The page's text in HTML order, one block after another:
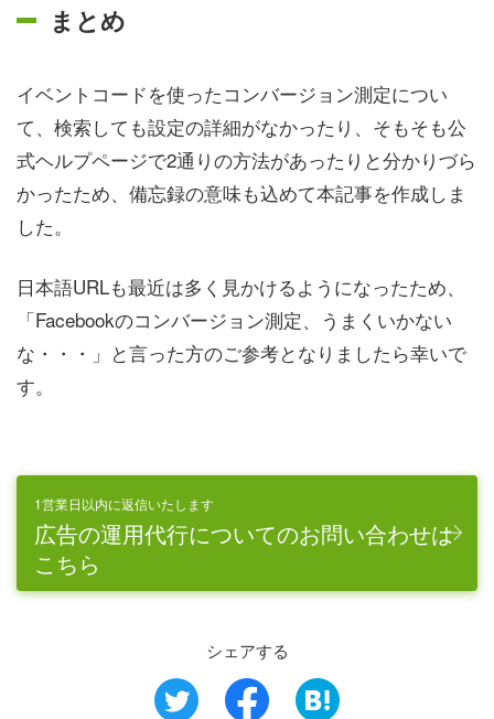
まとめ
イベントコードを使ったコンバージョン測定につい
て、検索しても設定の詳細がなかったり、そもそも公
式ヘルプページで2通りの方法があったりと分かりづら
かったため、備忘録の意味も込めて本記事を作成しま
した。
日本語URLも最近は多く見かけるようになったため、
「Facebookのコンバージョン測定、うまくいかない
な・・・」と言った方のご参考となりましたら幸いで
す。
1営業日以内に返信いたします
広告の運用代行についてのお問い合わせは
こちら
シェアする